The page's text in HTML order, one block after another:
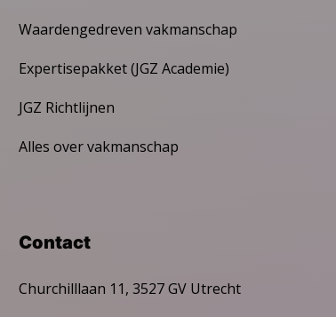
Waardengedreven vakmanschap
Expertisepakket (JGZ Academie)
JGZ Richtlijnen
Alles over vakmanschap
Contact
Churchilllaan 11, 3527 GV Utrecht